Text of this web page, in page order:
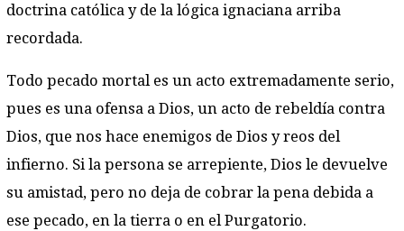
doctrina católica y de la lógica ignaciana arriba
recordada.
Todo pecado mortal es un acto extremadamente serio,
pues es una ofensa a Dios, un acto de rebeldía contra
Dios, que nos hace enemigos de Dios y reos del
infierno. Si la persona se arrepiente, Dios le devuelve
su amistad, pero no deja de cobrar la pena debida a
ese pecado, en la tierra o en el Purgatorio.